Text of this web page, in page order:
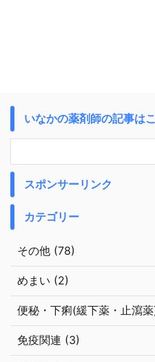
いなかの薬剤師の記事は
スポンサーリンク
カテゴリー
その他 (78)
めまい (2)
便秘・下痢(緩下薬・止瀉
免疫関連 (3)